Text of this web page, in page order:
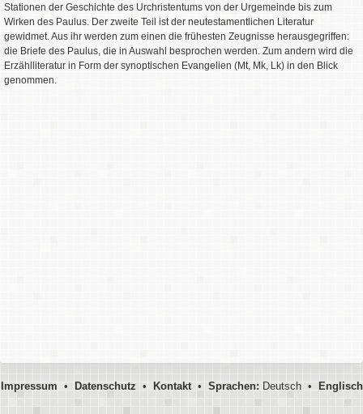
Stationen der Geschichte des Urchristentums von der Urgemeinde bis zum
Wirken des Paulus. Der zweite Teil ist der neutestamentlichen Literatur
gewidmet. Aus ihr werden zum einen die frühesten Zeugnisse herausgegriffen:
die Briefe des Paulus, die in Auswahl besprochen werden. Zum andern wird die
Erzählliteratur in Form der synoptischen Evangelien (Mt, Mk, Lk) in den Blick
genommen.
Impressum • Datenschutz • Kontakt• Sprachen:Deutsch • Englisch